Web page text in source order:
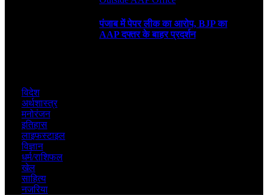
पंजाब में पेपर लीक का आरोप, BJP का
AAP दफ्तर के बाहर प्रदर्शन
विदेश
अर्थशास्त्र
मनोरंजन
इतिहास
लाइफस्टाइल
विज्ञान
धर्म/राशिफल
खेल
साहित्य
नजरिया